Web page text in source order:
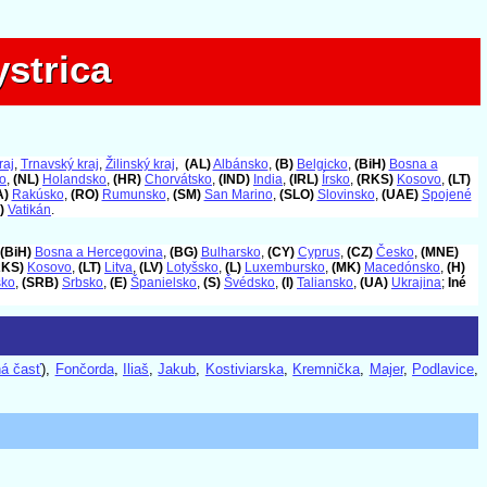
, Trnavský kraj, Žilinský kraj, (AL)Albánsko, (B) Belgicko, (BiH) Bosna a
, (NL) Holandsko, (HR) Chorvátsko, (IND) India, (IRL) Írsko, (RKS) Kosovo, (LT)
Rakúsko, (RO) Rumunsko, (SM) San Marino, (SLO) Slovinsko, (UAE) Spojené
Vatikán.
(BiH) Bosna a Hercegovina, (BG) Bulharsko, (CY) Cyprus, (CZ) Česko, (MNE)
Kosovo, (LT) Litva, (LV) Lotyšsko, (L) Luxembursko, (MK) Macedónsko, (H)
, (SRB) Srbsko, (E) Španielsko, (S) Švédsko, (I) Taliansko, (UA) Ukrajina; Iné
časť), Fončorda, Iliaš,Jakub, Kostiviarska, Kremnička, Majer, Podlavice,